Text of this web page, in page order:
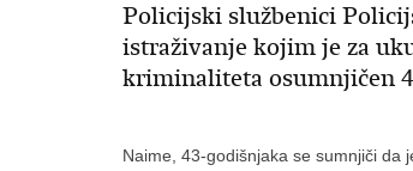
Policijski službenici
istraživanje kojim je za
kriminaliteta osumnjičen
Naime, 43-godišnjaka se sumnjiči da